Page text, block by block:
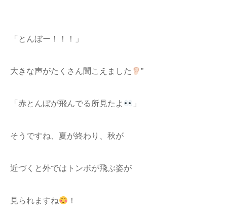
「とんぼー！！！」
大きな声がたくさん聞こえました ”
「赤とんぼが飛んでる所見たよ 」
そうですね、夏が終わり、秋が
近づくと外ではトンボが飛ぶ姿が
見られますね ！